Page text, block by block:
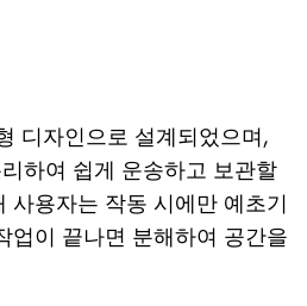
디자인으로 설계되었으며,
하여 쉽게 운송하고 보관할
사용자는 작동 시에만 예초기
업이 끝나면 분해하여 공간을